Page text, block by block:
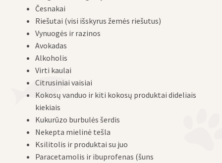
Česnakai
Riešutai (visi išskyrus žemės riešutus)
Vynuogės ir razinos
Avokadas
Alkoholis
Virti kaulai
Citrusiniai vaisiai
Kokosų vanduo ir kiti kokosų produktai dideliais
kiekiais
Kukurūzo burbulės šerdis
Nekepta mielinė tešla
Ksilitolis ir produktai su juo
Paracetamolis ir ibuprofenas (šuns